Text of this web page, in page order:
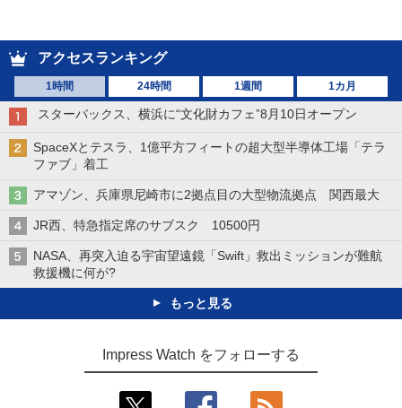
アクセスランキング
1時間 24時間 1週間 1カ月
スターバックス、横浜に“文化財カフェ”8月10日オープン
SpaceXとテスラ、1億平方フィートの超大型半導体工場「テラ
ファブ」着工
アマゾン、兵庫県尼崎市に2拠点目の大型物流拠点 関西最大
JR西、特急指定席のサブスク 10500円
NASA、再突入迫る宇宙望遠鏡「Swift」救出ミッションが難航
救援機に何が?
もっと見る
Impress Watch をフォローする